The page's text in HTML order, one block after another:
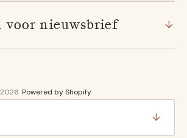
voor nieuwsbrief
2026 Powered by Shopify